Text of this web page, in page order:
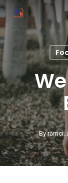
Skip
to
main
content
By